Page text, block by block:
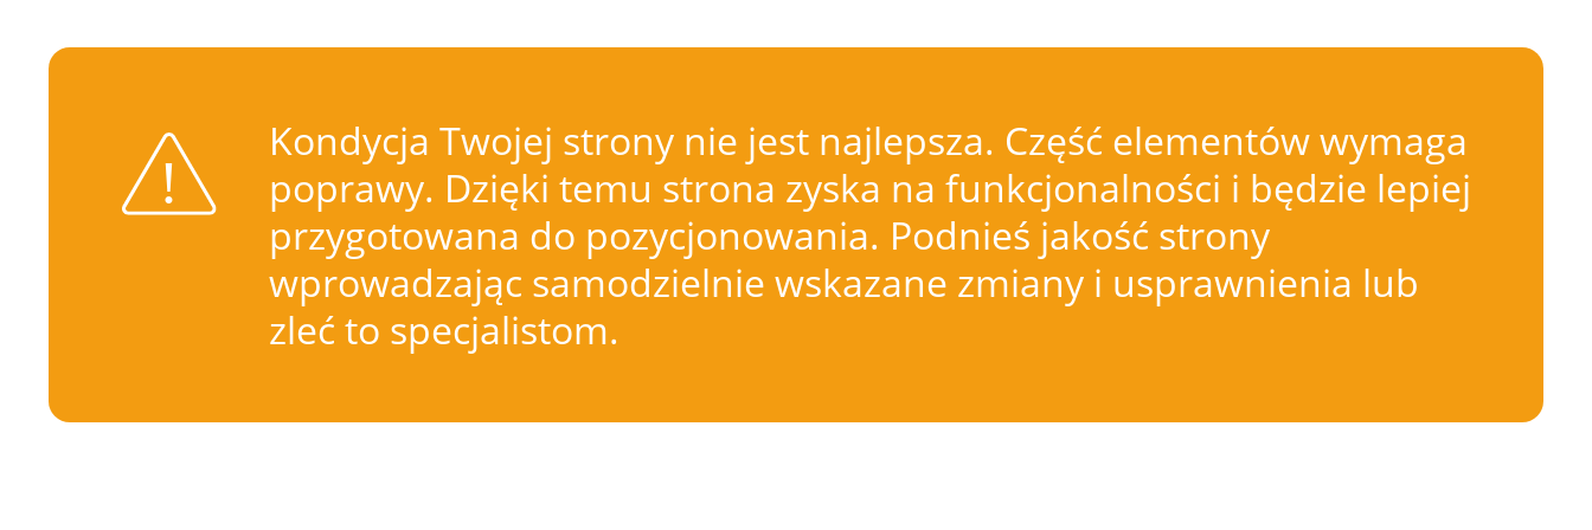
Kondycja Twojej strony nie jest najlepsza. Część elementów wymaga
poprawy. Dzięki temu strona zyska na funkcjonalności i będzie lepiej
przygotowana do pozycjonowania. Podnieś jakość strony
wprowadzając samodzielnie wskazane zmiany i usprawnienia lub
zleć to specjalistom.